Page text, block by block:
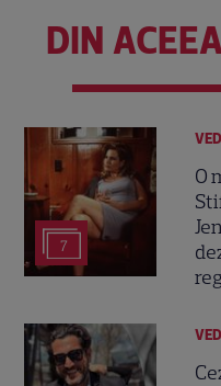
DIN
7
O